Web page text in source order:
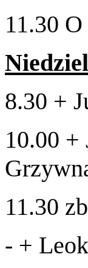
11.30 O
8.30 +
10.00 +
11.30
- +